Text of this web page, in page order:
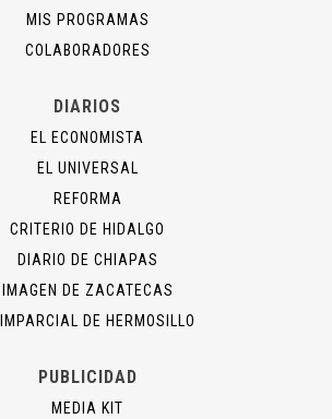
MIS PROGRAMAS
COLABORADORES
DIARIOS
EL ECONOMISTA
EL UNIVERSAL
REFORMA
CRITERIO DE HIDALGO
DIARIO DE CHIAPAS
IMAGEN DE ZACATECAS
DE HERMOSILLO
PUBLICIDAD
MEDIA KIT